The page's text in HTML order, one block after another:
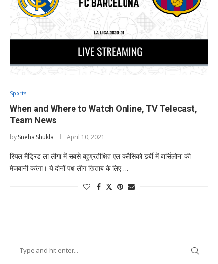
Sports
When and Where to Watch Online, TV Telecast,
Team News
by Sneha Shukla April 10, 2021
रियल मैड्रिड ला लीगा में सबसे बहुप्रतीक्षित एल क्लैसिको डर्बी में बार्सिलोना की
मेजबानी करेगा। ये दोनों पक्ष लीग खिताब के लिए …